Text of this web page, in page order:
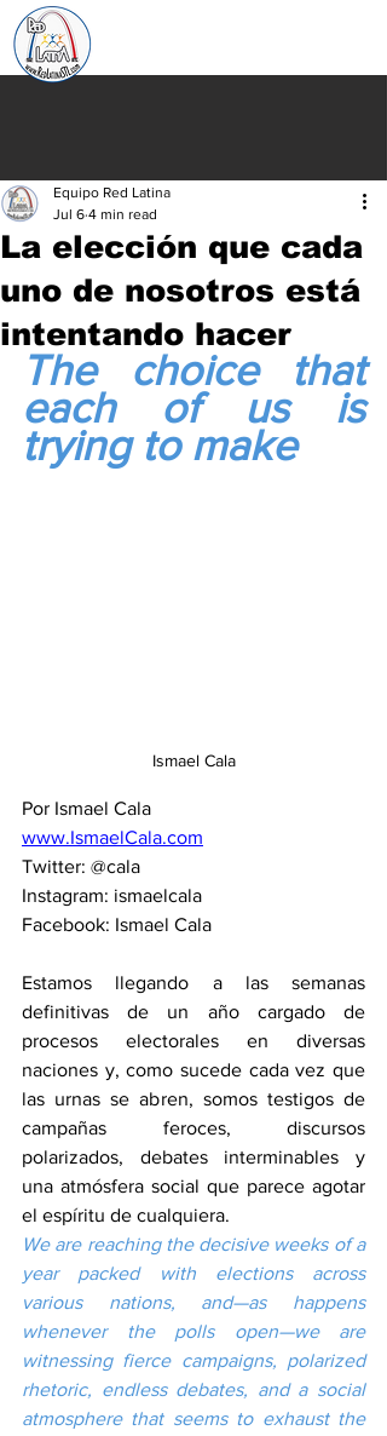
La elección que cada
uno de nosotros está
intentando hacer
Equipo Red Latina
Jul 6 4 min read
The choice that
each of us is
trying to make
Ismael Cala
Por Ismael Cala
www.IsmaelCala.com
Twitter: @cala
Instagram: ismaelcala
Facebook: Ismael Cala
Estamos llegando a las semanas
definitivas de un año cargado de
procesos electorales en diversas
naciones y, como sucede cada vez que
las urnas se abren, somos testigos de
campañas feroces, discursos
polarizados, debates interminables y
una atmósfera social que parece agotar
el espíritu de cualquiera.
We are reaching the decisive weeks of a
year packed with elections across
various nations, and—as happens
whenever the polls open—we are
witnessing fierce campaigns, polarized
rhetoric, endless debates, and a social
atmosphere that seems to exhaust the